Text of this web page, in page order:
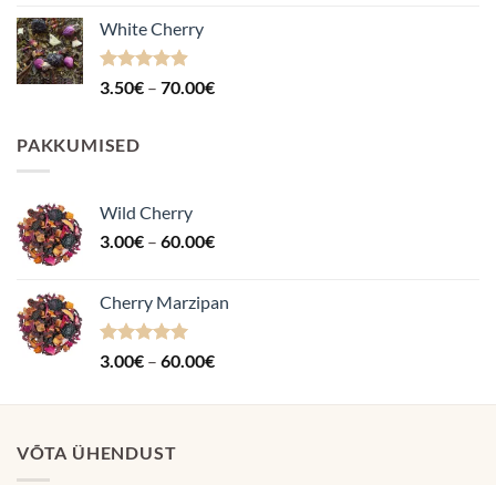
White Cherry
Hinnanguga
3.50€ – 70.00€Hinnavahemik:
PAKKUMISED
Wild Cherry
3.00€ – 60.00€Hinnavahemik:
60.00€
Cherry Marzipan
Hinnanguga
3.00€ – 60.00€Hinnavahemik:
kuni
VÕTA ÜHENDUST